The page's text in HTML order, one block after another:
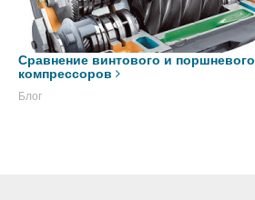
Сравнение винтового и поршневого
компрессоров
Блог